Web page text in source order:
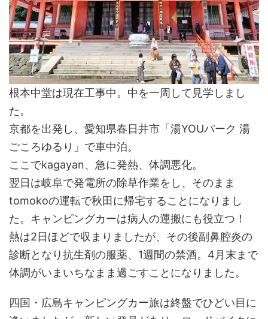
根本中堂は現在工事中。中を一周して見学しまし
た。
京都を出発し、愛知県春日井市「湯YOUパーク 湯
ごころゆるり」で車中泊。
ここでkagayan、急に発熱、体調悪化。
翌日は岐阜で発電所の除草作業をし、そのまま
tomokoの運転で秋田に帰宅することになりまし
た。キャンピングカーは病人の運搬にも役立つ！
熱は2日ほどで収まりましたが、その後副鼻腔炎の
診断となり抗生剤の服薬、1週間の禁酒。4月末まで
体調がいまいちなまま過ごすことになりました。
四国・広島キャンピングカー旅は終盤でひどい目に